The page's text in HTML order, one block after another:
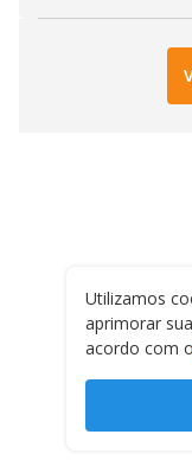
Utilizamos
aprimorar
acordo com o